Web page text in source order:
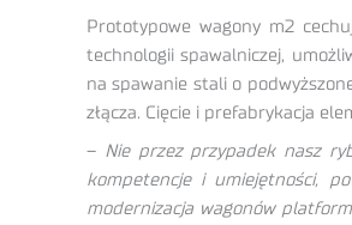
Prototypowe wagony m2
technologii spawalniczej,
na spawanie stali o
złącza. Cięcie i prefabrykacja
– Nie przez przypadek nasz
kompetencje i umiejętności,
modernizacja wagonów